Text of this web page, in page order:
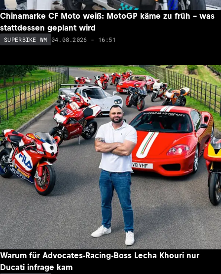
Chinamarke CF Moto weiß: MotoGP käme zu früh – was
stattdessen geplant wird
SUPERBIKE WM 04.08.2026 - 16:51
Warum für Advocates-Racing-Boss Lecha Khouri nur
Ducati infrage kam